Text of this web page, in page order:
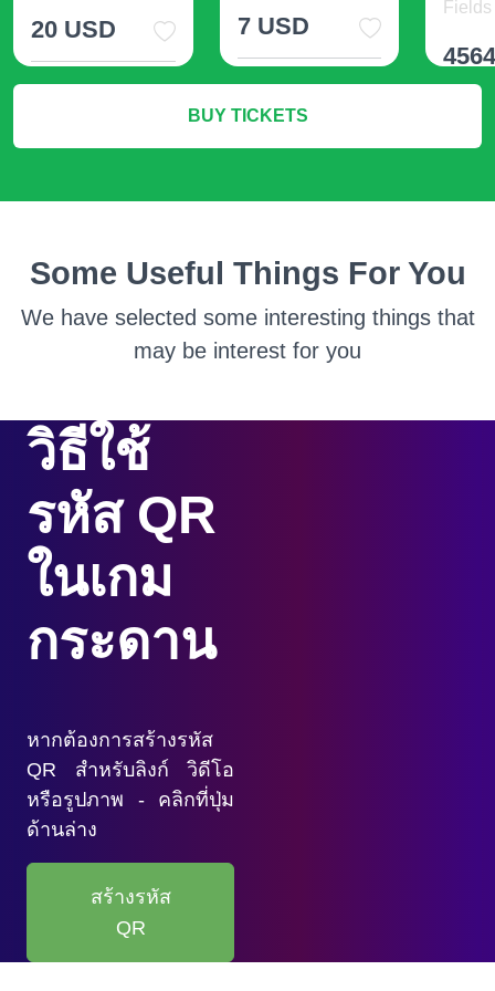
20 USD 7 USD
BUY TICKETS
Some Useful Things For You
We have selected some interesting things that
may be interest for you
วิธีใช้
รหัส QR
ในเกม
กระดาน
หากต้องการสร้างรหัส
QR สำหรับลิงก์ วิดีโอ
หรือรูปภาพ - คลิกที่ปุ่ม
ด้านล่าง
สร้างรหัส
QR